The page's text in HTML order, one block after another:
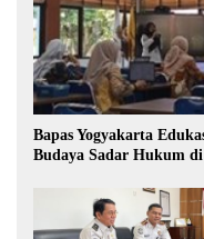
Bapas Yogyakarta
Budaya Sadar Hukum di